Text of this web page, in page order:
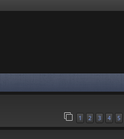
1 2 3 4 5